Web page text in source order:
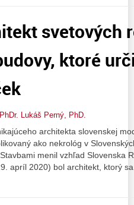
svetových
ktoré
PhDr. Lukáš Perný, PhD.
architekta slovenskej
ako nekrológ v
menil vzhľad Slovenska
apríl 2020) bol architekt, ktorý